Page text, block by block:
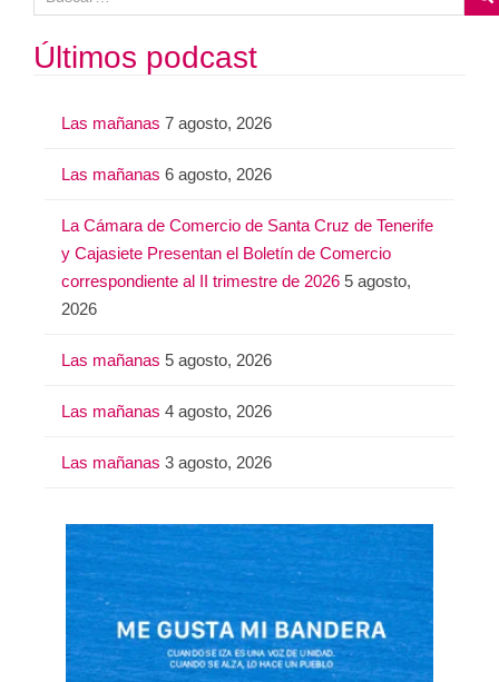
u
s
c
Últimos podcast
Las mañanas 7 agosto, 2026
Las mañanas 6 agosto, 2026
La Cámara de Comercio de Santa Cruz de Tenerife
y Cajasiete Presentan el Boletín de Comercio
correspondiente al II trimestre de 2026 5 agosto,
2026
Las mañanas 5 agosto, 2026
Las mañanas 4 agosto, 2026
Las mañanas 3 agosto, 2026